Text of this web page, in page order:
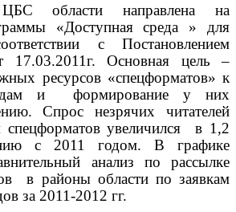
области направлена на
«Доступная среда » для
с Постановлением
17.03.2011г. Основная цель –
ресурсов «спецформатов» к
и формирование у них
Спрос незрячих читателей
спецформатов увеличился в 1,2
с 2011 годом. В графике
анализ по рассылке
в районы области по заявкам
за 2011-2012 гг.